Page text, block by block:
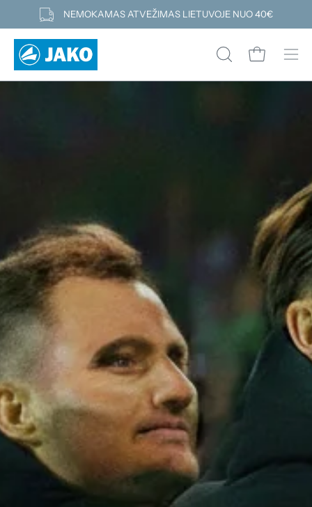
prie
turinio
NEMOKAMAS ATVEŽIMAS LIETUVOJE NUO 40€
ATIDARYTI
PAIEŠKOS
Atidaryti